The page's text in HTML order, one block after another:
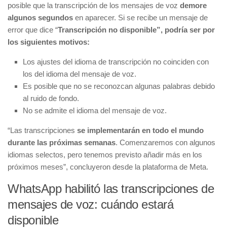
posible que la transcripción de los mensajes de voz demore
algunos segundos en aparecer. Si se recibe un mensaje de
error que dice “Transcripción no disponible”, podría ser por
los siguientes motivos:
Los ajustes del idioma de transcripción no coinciden con
los del idioma del mensaje de voz.
Es posible que no se reconozcan algunas palabras debido
al ruido de fondo.
No se admite el idioma del mensaje de voz.
“Las transcripciones se implementarán en todo el mundo
durante las próximas semanas. Comenzaremos con algunos
idiomas selectos, pero tenemos previsto añadir más en los
próximos meses”, concluyeron desde la plataforma de Meta.
WhatsApp habilitó las transcripciones de
mensajes de voz: cuándo estará
disponible